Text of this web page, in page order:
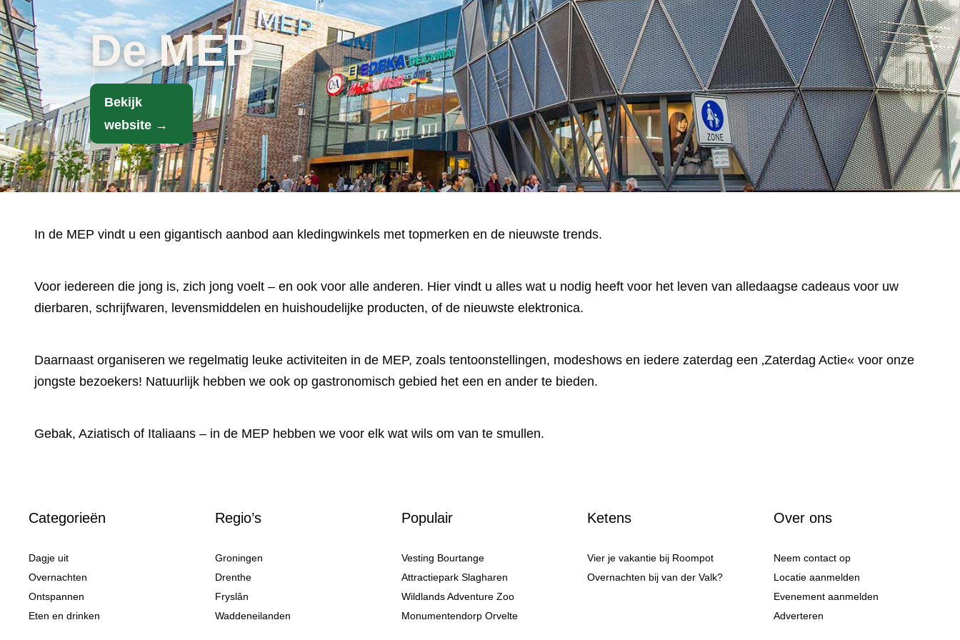
De MEP
Bekijk
website →
In de MEP vindt u een gigantisch aanbod aan kledingwinkels met topmerken en de nieuwste trends.
Voor iedereen die jong is, zich jong voelt – en ook voor alle anderen. Hier vindt u alles wat u nodig heeft voor het leven van alledaagse cadeaus voor uw
dierbaren, schrijfwaren, levensmiddelen en huishoudelijke producten, of de nieuwste elektronica.
Daarnaast organiseren we regelmatig leuke activiteiten in de MEP, zoals tentoonstellingen, modeshows en iedere zaterdag een ‚Zaterdag Actie« voor onze
jongste bezoekers! Natuurlijk hebben we ook op gastronomisch gebied het een en ander te bieden.
Gebak, Aziatisch of Italiaans – in de MEP hebben we voor elk wat wils om van te smullen.
Categorieën
Dagje uit
Overnachten
Ontspannen
Eten en drinken
Regio’s
Groningen
Drenthe
Fryslân
Waddeneilanden
Populair
Vesting Bourtange
Attractiepark Slagharen
Wildlands Adventure Zoo
Monumentendorp Orvelte
Ketens
Vier je vakantie bij Roompot
Overnachten bij van der Valk?
Over ons
Neem contact op
Locatie aanmelden
Evenement aanmelden
Adverteren